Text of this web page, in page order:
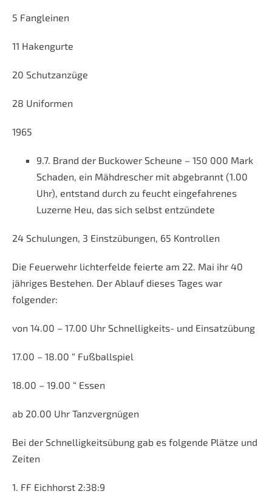
5 Fangleinen
11 Hakengurte
20 Schutzanzüge
28 Uniformen
1965
9.7. Brand der Buckower Scheune – 150 000 Mark
Schaden, ein Mähdrescher mit abgebrannt (1.00
Uhr), entstand durch zu feucht eingefahrenes
Luzerne Heu, das sich selbst entzündete
24 Schulungen, 3 Einstzübungen, 65 Kontrollen
Die Feuerwehr lichterfelde feierte am 22. Mai ihr 40
jähriges Bestehen. Der Ablauf dieses Tages war
folgender:
von 14.00 – 17.00 Uhr Schnelligkeits- und Einsatzübung
17.00 – 18.00 “ Fußballspiel
18.00 – 19.00 “ Essen
ab 20.00 Uhr Tanzvergnügen
Bei der Schnelligkeitsübung gab es folgende Plätze und
Zeiten
1. FF Eichhorst 2:38:9